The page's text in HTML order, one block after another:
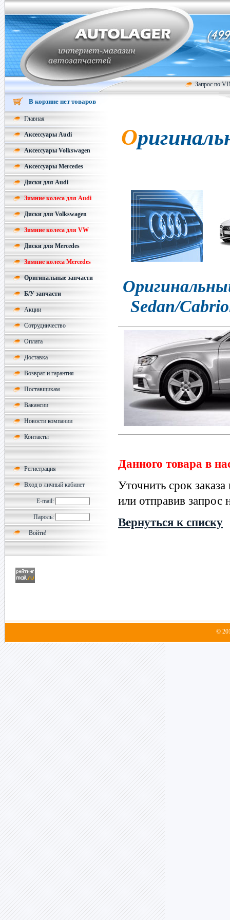
Запрос по
В корзине нет товаров
Главная
Аксессуары Audi
Аксессуары Volkswagen
Аксессуары Mercedes
Диски для Audi
Зимние колеса для Audi
Диски для Volkswagen
Зимние колеса для VW
Диски для Mercedes
Зимние колеса Mercedes
Оригинальные запчасти
Б/У запчасти
Акции
Сотрудничество
Оплата
Доставка
Возврат и гарантия
Поставщикам
Вакансии
Новости компании
Контакты
Регистрация
Вход в личный кабинет
E-mail:
Пароль:
Оригинальные запчасти и аксессуары
Sedan/
Данного товара в
Уточнить срок
или отправив запрос
Вернуться к списку
©